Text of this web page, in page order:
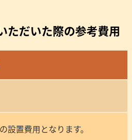
ただいた際の参考費用
設置費用となります。